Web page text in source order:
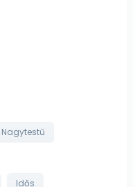
Nagytestű
Idős